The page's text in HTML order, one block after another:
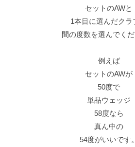
セットのAWと
1本目に選んだクラ
間の度数を選んでくだ
例えば
セットのAWが
50度で
単品ウェッジ
58度なら
真ん中の
54度がいいです。